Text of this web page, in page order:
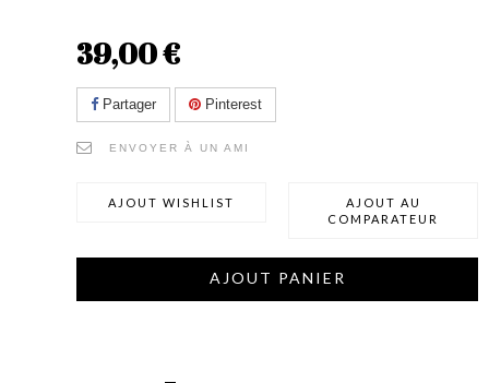
39,00 €
Partager Pinterest
ENVOYER À UN AMI
AJOUT WISHLIST
AJOUT AU
COMPARATEUR
AJOUT PANIER